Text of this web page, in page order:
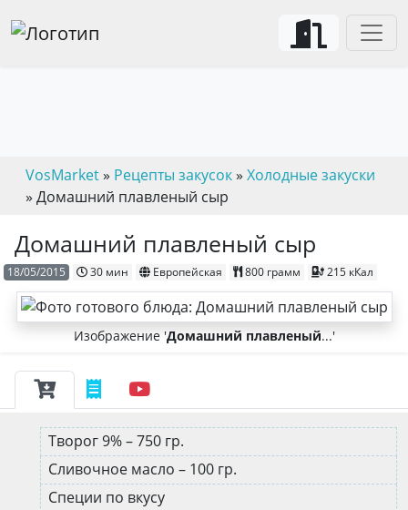
VosMarket» Рецепты закусок» Холодные закуски
» Домашний плавленый сыр
Домашний плавленый сыр
18/05/2015 30 мин Европейская 800 грамм 215 кКал
Изображение 'Домашний плавленый...'
Творог 9% – 750 гр.
Сливочное масло – 100 гр.
Специи по вкусу